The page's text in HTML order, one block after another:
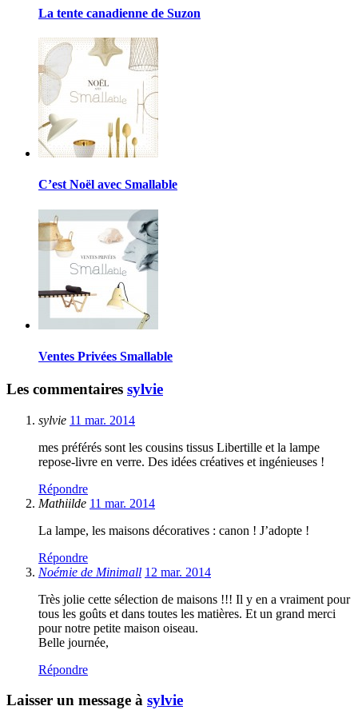
La tente canadienne de Suzon
C’est Noël avec Smallable
Ventes Privées Smallable
Les commentaires sylvie
sylvie 11 mar. 2014
mes préférés sont les cousins tissus Libertille et la lampe
repose-livre en verre. Des idées créatives et ingénieuses !
Répondre
Mathiilde 11 mar. 2014
La lampe, les maisons décoratives : canon ! J’adopte !
Répondre
Noémie de Minimall 12 mar. 2014
Très jolie cette sélection de maisons !!! Il y en a vraiment pour
tous les goûts et dans toutes les matières. Et un grand merci
pour notre petite maison oiseau.
Belle journée,
Répondre
Laisser un message à sylvie